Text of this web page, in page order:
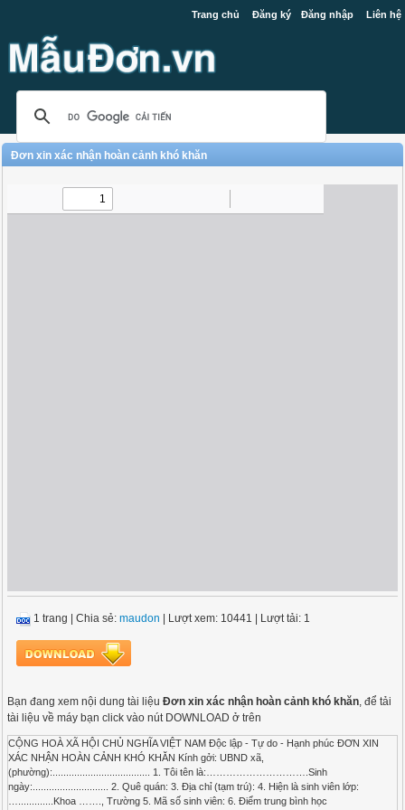
Trang chủ Đăng ký Đăng nhập Liên hệ
Đơn xin xác nhận hoàn cảnh khó khăn
1 trang |Chia sẻ:maudon | Lượt xem: 10441 | Lượt tải: 1
Bạn đang xem nội dung tài liệuĐơn xin xác nhận hoàn cảnh khó khăn, để tải
tài liệu về máy bạn click vào nút DOWNLOAD ở trên
CỘNG HOÀ XÃ HỘI CHỦ NGHĨA VIỆT NAM Độc lập - Tự do - Hạnh phúc ĐƠN XIN
XÁC NHẬN HOÀN CẢNH KHÓ KHĂN Kính gởi: UBND xã,
(phường):.................................... 1. Tôi tên là:………………………….Sinh
ngày:............................ 2. Quê quán: 3. Địa chỉ (tạm trú): 4. Hiện là sinh viên lớp:
….............Khoa ……., Trường 5. Mã số sinh viên: 6. Điểm trung bình học